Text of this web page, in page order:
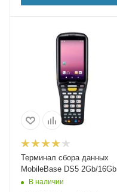
Терминал сбора данных
MobileBase DS5 2Gb/16Gb
В наличии